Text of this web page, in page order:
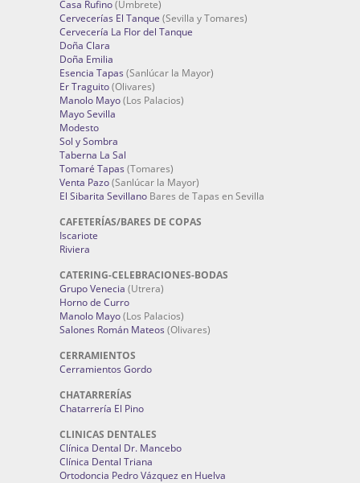
Casa Rufino(Umbrete)
Cervecerías El Tanque (Sevilla y Tomares)
Cervecería La Flor del Tanque
Doña Clara
Doña Emilia
Esencia Tapas (Sanlúcar la Mayor)
Er Traguito(Olivares)
Manolo Mayo(Los Palacios)
Mayo Sevilla
Modesto
Sol y Sombra
Taberna La Sal
Tomaré Tapas (Tomares)
Venta Pazo(Sanlúcar la Mayor)
El Sibarita Sevillano Bares de Tapas en Sevilla
CAFETERÍAS/BARES DE COPAS
Iscariote
Riviera
CATERING-CELEBRACIONES-BODAS
Grupo Venecia (Utrera)
Horno de Curro
Manolo Mayo(Los Palacios)
Salones Román Mateos (Olivares)
CERRAMIENTOS
Cerramientos Gordo
CHATARRERÍAS
Chatarrería El Pino
CLINICAS DENTALES
Clínica Dental Dr. Mancebo
Clínica Dental Triana
Ortodoncia Pedro Vázquez en Huelva